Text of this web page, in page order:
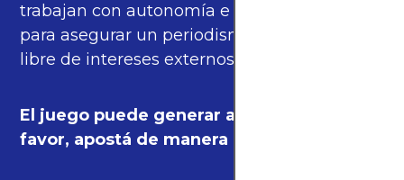
trabajan con autonomía e independencia
para asegurar un periodismo de calidad,
libre de intereses externos.
El juego puede generar adicción. Por
favor, apostá de manera responsable.